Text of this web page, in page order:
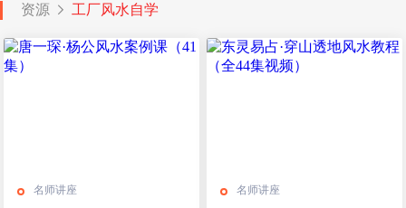
资源 工厂风水自学
名师讲座 名师讲座